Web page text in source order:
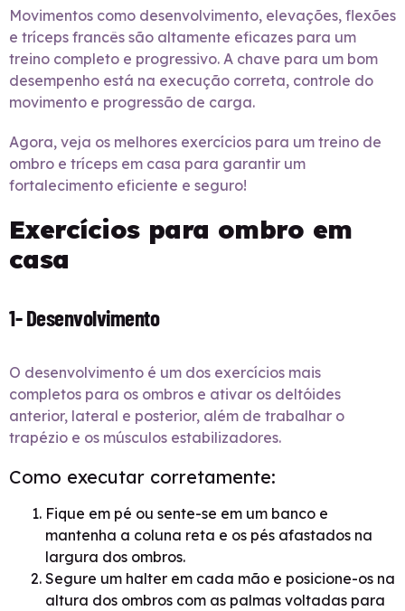
Movimentos como desenvolvimento, elevações, flexões
e tríceps francês são altamente eficazes para um
treino completo e progressivo. A chave para um bom
desempenho está na execução correta, controle do
movimento e progressão de carga.
Agora, veja os melhores exercícios para um treino de
ombro e tríceps em casa para garantir um
fortalecimento eficiente e seguro!
Exercícios para ombro em
casa
1- Desenvolvimento
O desenvolvimento é um dos exercícios mais
completos para os ombros e ativar os deltóides
anterior, lateral e posterior, além de trabalhar o
trapézio e os músculos estabilizadores.
Como executar corretamente:
Fique em pé ou sente-se em um banco e
mantenha a coluna reta e os pés afastados na
largura dos ombros.
Segure um halter em cada mão e posicione-os na
altura dos ombros com as palmas voltadas para